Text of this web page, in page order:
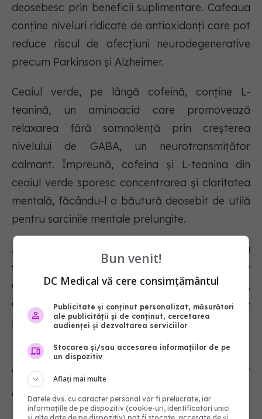
deosebesc prin beneficii suplimentare. Cafeaua
conține niveluri ridicate de antioxidanți care pot
reduce riscul de afecțiuni neurodegenerative
precum Parkinson și Alzheimer.
Ceaiul verde, pe lângă cofeină, conține L-
teanină, un aminoacid care promovează
relaxarea fără somnolență prin creșterea
nivelului de GABA, un neurotransmițător
calmant. Împreună, cofeina și L-teanina din
ceaiul verde sporesc concentrarea și claritatea
mentală, făcându-l o băutură deosebit de utilă
pentru sarcinile mentale prelungite.
Ambele băuturi sunt valoroase pentru
susținerea sănătății creierului, ceaiul verde
oferind beneficiul suplimentar al polifenolilor,
compuși cunoscuți pentru efectele lor de
protecție împotriva declinului mental.
Ciocolata neagră: un stimulent
dulce pentru creier
Bun venit!
DC Medical vă cere consimțământul
Publicitate și conținut personalizat, măsurători
ale publicității și de conținut, cercetarea
audienței și dezvoltarea serviciilor
Stocarea și/sau accesarea informațiilor de pe
un dispozitiv
Aflați mai multe
Datele dvs. cu caracter personal vor fi prelucrate, iar
informațiile de pe dispozitiv (cookie-uri, identificatori unici